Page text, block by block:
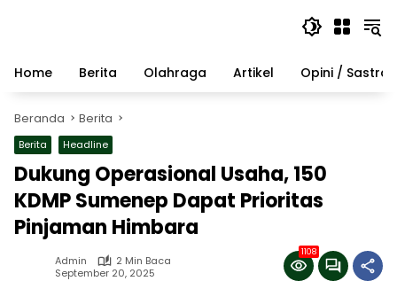
Home
Berita Olahraga Artikel Opini / Sastra
Beranda Berita
Berita Headline
Dukung Operasional Usaha, 150
KDMP Sumenep Dapat Prioritas
Pinjaman Himbara
Admin
2 Min Baca
September 20, 2025
1108